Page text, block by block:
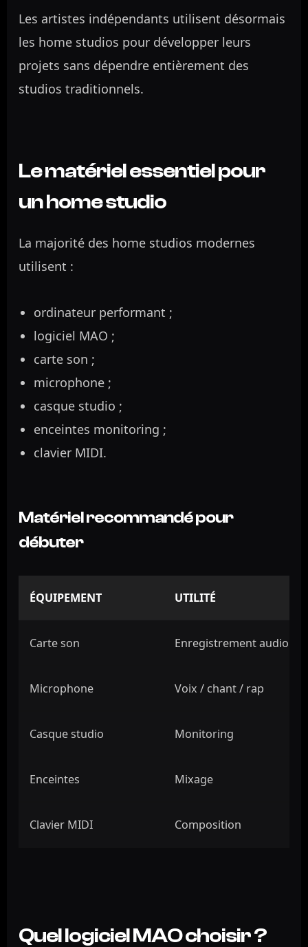
Les artistes indépendants utilisent désormais
les home studios pour développer leurs
projets sans dépendre entièrement des
studios traditionnels.
Le matériel essentiel pour
un home studio
La majorité des home studios modernes
utilisent :
ordinateur performant ;
logiciel MAO ;
carte son ;
microphone ;
casque studio ;
enceintes monitoring ;
clavier MIDI.
Matériel recommandé pour
débuter
ÉQUIPEMENT UTILITÉ
Carte son Enregistrement audio
Microphone Voix / chant / rap
Casque studio Monitoring
Enceintes Mixage
Clavier MIDI Composition
Quel logiciel MAO choisir ?